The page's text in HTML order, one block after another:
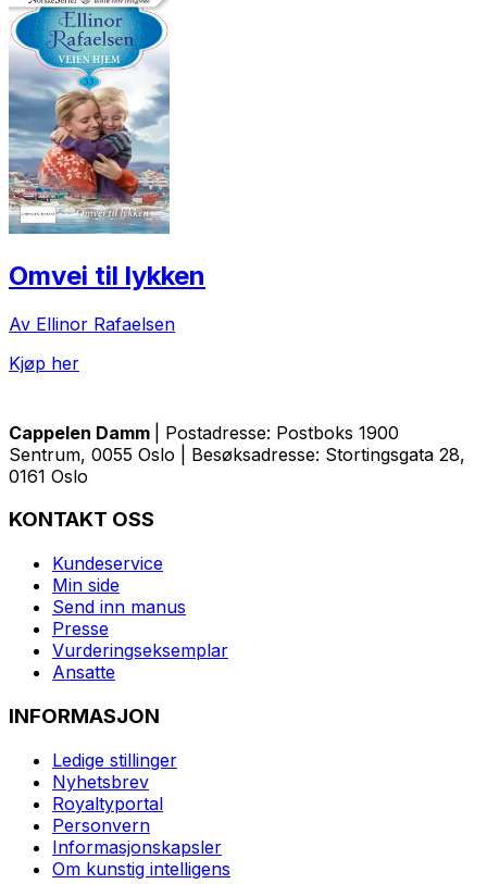
Omvei til lykken
Av Ellinor Rafaelsen
Kjøp her
Cappelen Damm
| Postadresse: Postboks 1900
Sentrum, 0055 Oslo | Besøksadresse: Stortingsgata 28,
0161 Oslo
KONTAKT OSS
Kundeservice
Min side
Send inn manus
Presse
Vurderingseksemplar
Ansatte
INFORMASJON
Ledige stillinger
Nyhetsbrev
Royaltyportal
Personvern
Informasjonskapsler
Om kunstig intelligens